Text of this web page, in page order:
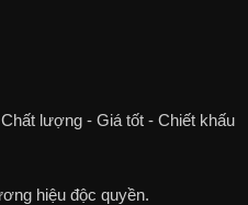
lượng - Giá tốt - Chiết khấu
hiệu độc quyền.